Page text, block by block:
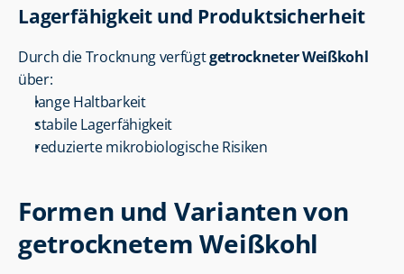
Lagerfähigkeit und Produktsicherheit
Durch die Trocknung verfügt getrockneter Weißkohl
über:
lange Haltbarkeit
stabile Lagerfähigkeit
reduzierte mikrobiologische Risiken
Formen und Varianten von
getrocknetem Weißkohl